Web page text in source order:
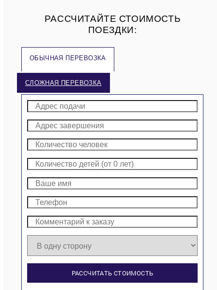
РАССЧИТАЙТЕ СТОИМОСТЬ
ПОЕЗДКИ:
ОБЫЧНАЯ ПЕРЕВОЗКА
СЛОЖНАЯ ПЕРЕВОЗКА
РАССЧИТАТЬ СТОИМОСТЬ